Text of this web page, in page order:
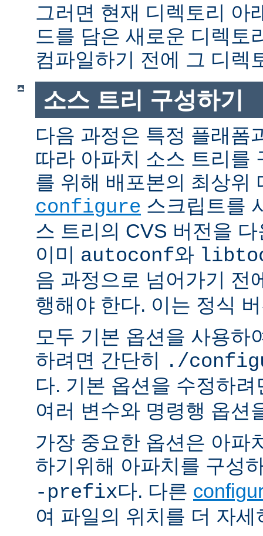
그러면 현재 디렉토리 아
드를 담은 새로운 디렉토
컴파일하기 전에 그 디렉
소스 트리 구성하기
다음 과정은 특정 플래폼
따라 아파치 소스 트리를
를 위해 배포본의 최상위
configure 스크립트를
스 트리의 CVS 버전을
이미 autoconf와
음 과정으로 넘어가기 전
행해야 한다. 이는 정식
모두 기본 옵션을 사용하
하려면 간단히 ./
다. 기본 옵션을 수정하
여러 변수와 명령행 옵션
가장 중요한 옵션은 아파
하기위해 아파치를 구성
-prefix다. 다른
여 파일의 위치를 더 자